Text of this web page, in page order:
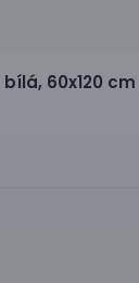
bílá, 60x120 cm